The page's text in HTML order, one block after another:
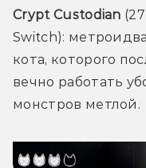
Crypt Custodian
Switch):
кота, которого
вечно работать
монстров метлой.